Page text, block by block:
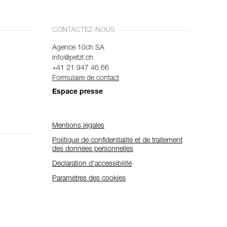
CONTACTEZ-NOUS
Agence 10ch SA
info@petzl.ch
+41 21 947 46 66
Formulaire de contact
Espace presse
Mentions légales
Politique de confidentialité et de traitement
des données personnelles
Déclaration d'accessibilité
Paramètres des cookies